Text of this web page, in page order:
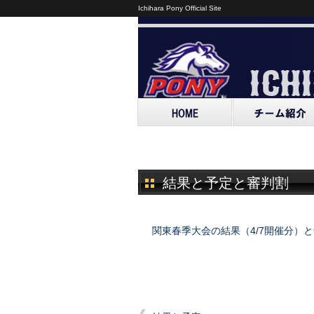
Ichihara Pony Official Site
結果と予定と審判割
関東春季大会の結果（4/7開催分）